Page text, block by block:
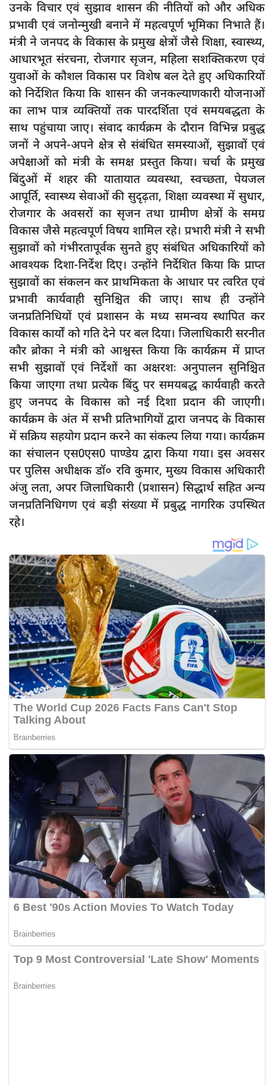
उनके विचार एवं सुझाव शासन की नीतियों को और अधिक
प्रभावी एवं जनोन्मुखी बनाने में महत्वपूर्ण भूमिका निभाते हैं।
मंत्री ने जनपद के विकास के प्रमुख क्षेत्रों जैसे शिक्षा, स्वास्थ्य,
आधारभूत संरचना, रोजगार सृजन, महिला सशक्तिकरण एवं
युवाओं के कौशल विकास पर विशेष बल देते हुए अधिकारियों
को निर्देशित किया कि शासन की जनकल्याणकारी योजनाओं
का लाभ पात्र व्यक्तियों तक पारदर्शिता एवं समयबद्धता के
साथ पहुंचाया जाए। संवाद कार्यक्रम के दौरान विभिन्न प्रबुद्ध
जनों ने अपने-अपने क्षेत्र से संबंधित समस्याओं, सुझावों एवं
अपेक्षाओं को मंत्री के समक्ष प्रस्तुत किया। चर्चा के प्रमुख
बिंदुओं में शहर की यातायात व्यवस्था, स्वच्छता, पेयजल
आपूर्ति, स्वास्थ्य सेवाओं की सुदृढ़ता, शिक्षा व्यवस्था में सुधार,
रोजगार के अवसरों का सृजन तथा ग्रामीण क्षेत्रों के समग्र
विकास जैसे महत्वपूर्ण विषय शामिल रहे। प्रभारी मंत्री ने सभी
सुझावों को गंभीरतापूर्वक सुनते हुए संबंधित अधिकारियों को
आवश्यक दिशा-निर्देश दिए। उन्होंने निर्देशित किया कि प्राप्त
सुझावों का संकलन कर प्राथमिकता के आधार पर त्वरित एवं
प्रभावी कार्यवाही सुनिश्चित की जाए। साथ ही उन्होंने
जनप्रतिनिधियों एवं प्रशासन के मध्य समन्वय स्थापित कर
विकास कार्यों को गति देने पर बल दिया। जिलाधिकारी सरनीत
कौर ब्रोका ने मंत्री को आश्वस्त किया कि कार्यक्रम में प्राप्त
सभी सुझावों एवं निर्देशों का अक्षरशः अनुपालन सुनिश्चित
किया जाएगा तथा प्रत्येक बिंदु पर समयबद्ध कार्यवाही करते
हुए जनपद के विकास को नई दिशा प्रदान की जाएगी।
कार्यक्रम के अंत में सभी प्रतिभागियों द्वारा जनपद के विकास
में सक्रिय सहयोग प्रदान करने का संकल्प लिया गया। कार्यक्रम
का संचालन एस0एस0 पाण्डेय द्वारा किया गया। इस अवसर
पर पुलिस अधीक्षक डॉ० रवि कुमार, मुख्य विकास अधिकारी
अंजु लता, अपर जिलाधिकारी (प्रशासन) सिद्धार्थ सहित अन्य
जनप्रतिनिधिगण एवं बड़ी संख्या में प्रबुद्ध नागरिक उपस्थित
रहे।